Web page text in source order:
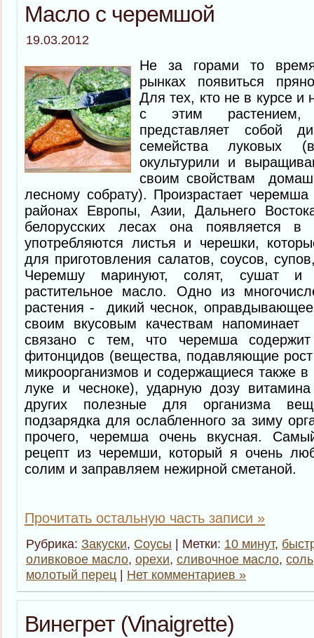
Масло с черемшой
19.03.2012
Не за горами то
рынках появиться
Для тех, кто не в курсе и
с этим растением,
представляет собой
семейства
окультурили и
своим свойствам
лесному собрату). Произрастает
районах Европы, Азии, Дальнего
белорусских лесах она появляется
употребляются листья и черешки,
для приготовления салатов, соусов,
Черемшу маринуют, солят, сушат и
растительное масло. Одно из
растения - дикий чеснок,
своим вкусовым качествам
связано с тем, что черемша содержит
фитонцидов (вещества, подавляющие рост
микроорганизмов и содержащиеся также
луке и чесноке), ударную дозу
других полезные для организма
подзарядка для ослабленного за зиму
прочего, черемша очень вкусная.
рецепт из черемши, который я очень
солим и заправляем нежирной сметаной.
Прочитать остальную часть записи »
Рубрика: Закуски, Соусы | Метки: 10 минут,
оливковое масло, орехи, сливочное масло, соль
молотый перец | Нет комментариев »
Винегрет (Vinaigrette)